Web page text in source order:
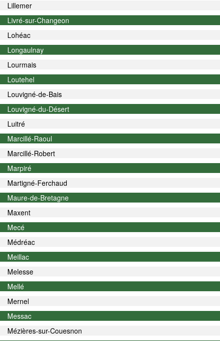
Lillemer
Livré-sur-Changeon
Lohéac
Longaulnay
Lourmais
Loutehel
Louvigné-de-Bais
Louvigné-du-Désert
Luitré
Marcillé-Raoul
Marcillé-Robert
Marpiré
Martigné-Ferchaud
Maure-de-Bretagne
Maxent
Mecé
Médréac
Meillac
Melesse
Mellé
Mernel
Messac
Mézières-sur-Couesnon